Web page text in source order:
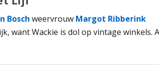
Bosch weervrouw Margot Ribberink
want Wackie is dol op vintage winkels.